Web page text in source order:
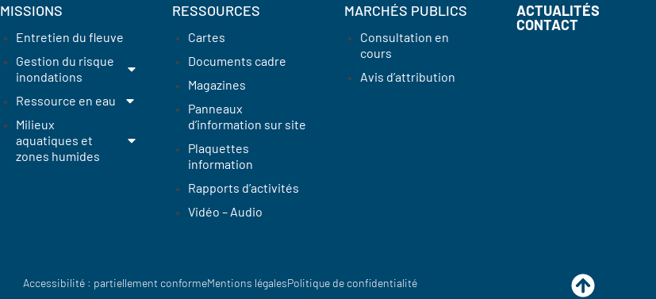
MISSIONS
Entretien du fleuve
Gestion du risque
inondations
Ressource en eau
Milieux
aquatiques et
zones humides
RESSOURCES
Cartes
Documents cadre
Magazines
Panneaux
d’information sur site
Plaquettes
information
Rapports d’activités
Vidéo – Audio
MARCHÉS PUBLICS
Consultation en
cours
Avis d’attribution
ACTUALITÉS
CONTACT
Accessibilité : partiellement conformeMentions légalesPolitique de confidentialité